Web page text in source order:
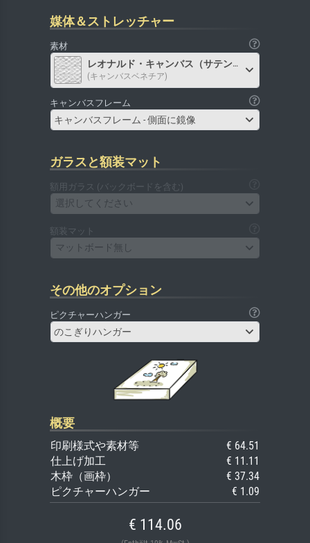
媒体＆ストレッチャー
素材
レオナルド・キャンバス（サテン）
(キャンバスベネチア)
キャンバスフレーム
キャンバスフレーム - 側面に鏡像
ガラスと額装マット
額用ガラス (バックボードを含む)
選択してください
額装マット
マットボード無し
その他のオプション
ピクチャーハンガー
のこぎりハンガー
概要
印刷様式や素材等
€ 64.51
仕上げ加工
€ 11.11
木枠（画枠）
€ 37.34
ピクチャーハンガー
€ 1.09
€ 114.06